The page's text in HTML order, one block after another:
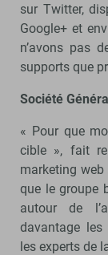
sur Twitter,
Google+ et
n’avons pas
supports que
Société
« Pour que
cible », fait
marketing web
que le groupe
autour de
davantage les
les experts de